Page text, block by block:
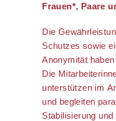
Frauen*, Paare
Die
Schutzes sowie
Anonymität
Die
unterstützen im
und begleiten
Stabilisierung